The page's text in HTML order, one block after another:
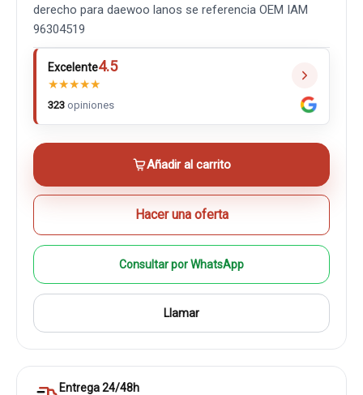
derecho para daewoo lanos se referencia OEM IAM
96304519
Excelente4.5
★★★★★
323 opiniones
Añadir al carrito
Hacer una oferta
Consultar por WhatsApp
Llamar
Entrega 24/48h